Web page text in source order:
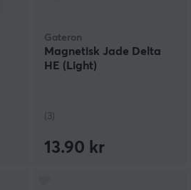
Gateron
Magnetisk Jade Delta
HE (Light)
(3)
13.90 kr